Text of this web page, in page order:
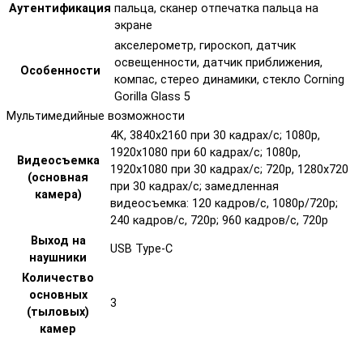
Аутентификация пальца, сканер отпечатка пальца на
экране
Особенности
акселерометр, гироскоп, датчик
освещенности, датчик приближения,
компас, стерео динамики, стекло Corning
Gorilla Glass 5
Мультимедийные возможности
Видеосъемка
(основная
камера)
4K, 3840x2160 при 30 кадрах/с; 1080p,
1920x1080 при 60 кадрах/с; 1080p,
1920x1080 при 30 кадрах/с; 720p, 1280x720
при 30 кадрах/с; замедленная
видеосъемка: 120 кадров/с, 1080p/720p;
240 кадров/с, 720p; 960 кадров/с, 720p
Выход на
наушники
USB Type-C
Количество
основных
(тыловых)
камер
3